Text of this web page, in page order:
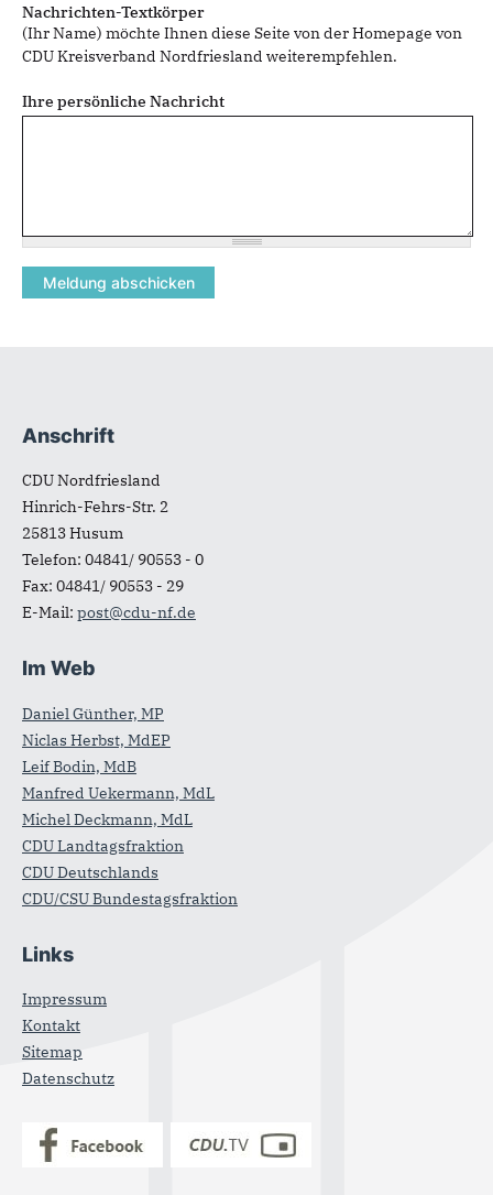
Nachrichten-Textkörper
(Ihr Name) möchte Ihnen diese Seite von der Homepage von
CDU Kreisverband Nordfriesland weiterempfehlen.
Ihre persönliche Nachricht
Fußbereich
Anschrift
CDU Nordfriesland
Hinrich-Fehrs-Str. 2
25813Husum
Telefon: 04841/ 90553 - 0
Fax: 04841/ 90553 - 29
E-Mail: post@cdu-nf.de
Im Web
Daniel Günther, MP
Niclas Herbst, MdEP
Leif Bodin, MdB
Manfred Uekermann, MdL
Michel Deckmann, MdL
CDU Landtagsfraktion
CDU Deutschlands
CDU/CSU Bundestagsfraktion
Links
Impressum
Kontakt
Sitemap
Datenschutz